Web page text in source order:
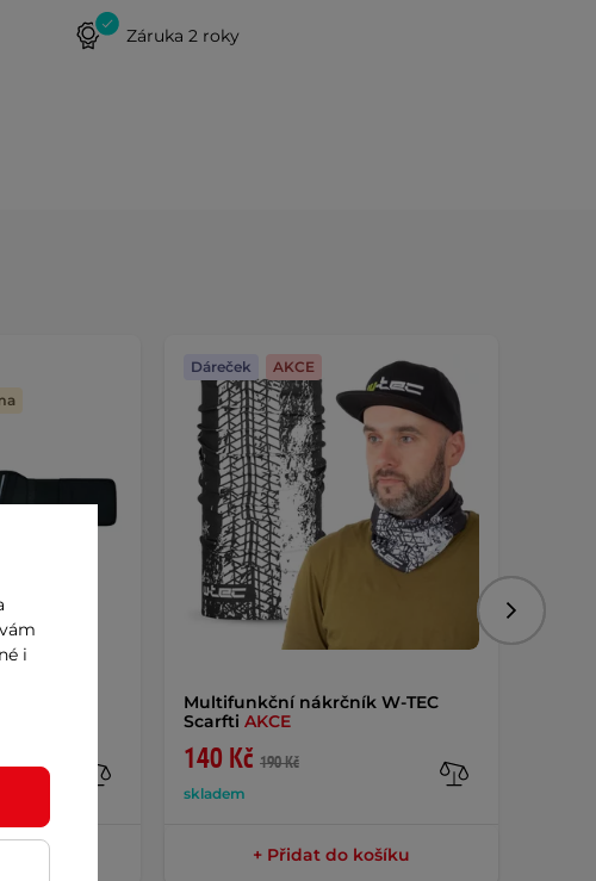
Záruka 2 roky
Multifunkční nákrčník W-TEC
Scarfti AKCE
140 Kč 190 Kč
skladem
Dáreček AKCE
+ Přidat do košíku
i